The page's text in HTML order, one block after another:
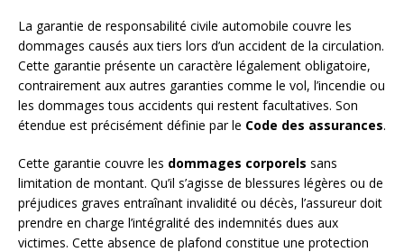
La garantie de responsabilité civile automobile couvre les
dommages causés aux tiers lors d’un accident de la circulation.
Cette garantie présente un caractère légalement obligatoire,
contrairement aux autres garanties comme le vol, l’incendie ou
les dommages tous accidents qui restent facultatives. Son
étendue est précisément définie par le Code des assurances.
Cette garantie couvre les dommages corporels sans
limitation de montant. Qu’il s’agisse de blessures légères ou de
préjudices graves entraînant invalidité ou décès, l’assureur doit
prendre en charge l’intégralité des indemnités dues aux
victimes. Cette absence de plafond constitue une protection